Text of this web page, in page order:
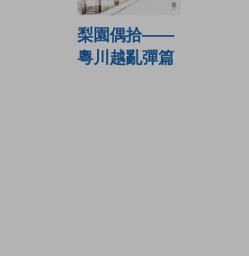
梨園偶拾——
粵川越亂彈篇